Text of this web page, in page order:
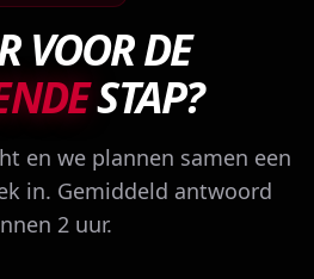
VOOR DE
STAP?
en we plannen samen een
in. Gemiddeld antwoord
2 uur.